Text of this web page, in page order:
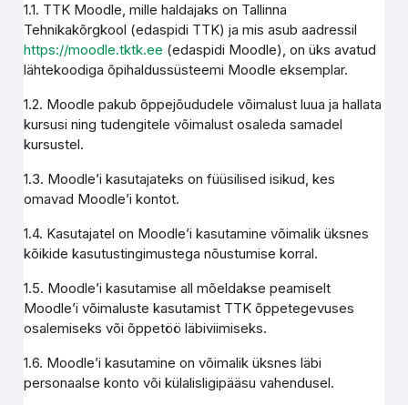
1.1. TTK Moodle, mille haldajaks on Tallinna
Tehnikakõrgkool (edaspidi TTK) ja mis asub aadressil
https://moodle.tktk.ee (edaspidi Moodle), on üks avatud
lähtekoodiga õpihaldussüsteemi Moodle eksemplar.
1.2. Moodle pakub õppejõududele võimalust luua ja hallata
kursusi ning tudengitele võimalust osaleda samadel
kursustel.
1.3. Moodle’i kasutajateks on füüsilised isikud, kes
omavad Moodle’i kontot.
1.4. Kasutajatel on Moodle’i kasutamine võimalik üksnes
kõikide kasutustingimustega nõustumise korral.
1.5. Moodle’i kasutamise all mõeldakse peamiselt
Moodle’i võimaluste kasutamist TTK õppetegevuses
osalemiseks või õppetöö läbiviimiseks.
1.6. Moodle’i kasutamine on võimalik üksnes läbi
personaalse konto või külalisligipääsu vahendusel.